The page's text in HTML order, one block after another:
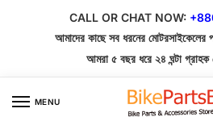
CALL OR CHAT NOW:
আমাদের কাছে সব ধরনের মোটরসাইকেলের
আমরা ৫ বছর ধরে ২৪ ঘন্টা গ্রাহক
MENU